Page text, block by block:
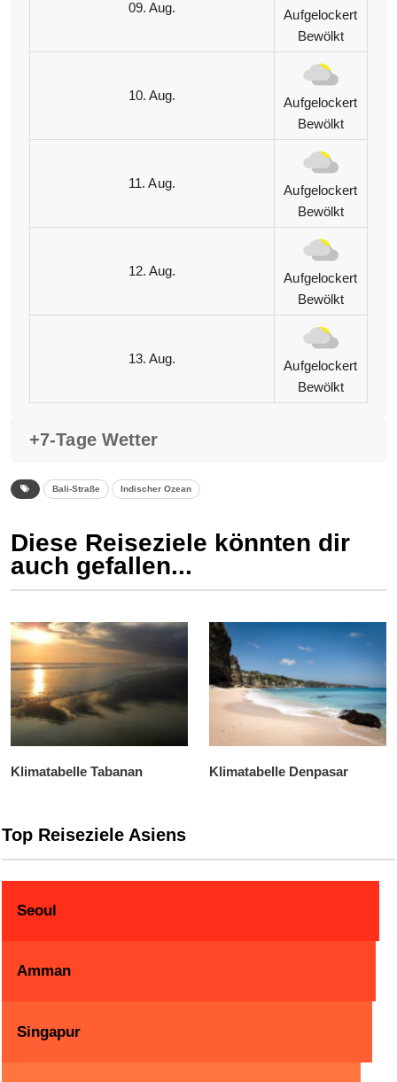
09. Aug.
Aufgelockert
Bewölkt
10. Aug.
Aufgelockert
Bewölkt
11. Aug.
Aufgelockert
Bewölkt
12. Aug.
Aufgelockert
Bewölkt
13. Aug.
Aufgelockert
Bewölkt
+7-Tage Wetter
Bali-Straße Indischer Ozean
Diese Reiseziele könnten dir
auch gefallen...
Klimatabelle Tabanan Klimatabelle Denpasar
Top Reiseziele Asiens
Seoul
Amman
Singapur